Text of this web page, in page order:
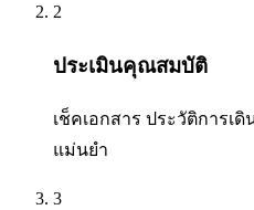
2
ประเมินคุณสมบัติ
เช็คเอกสาร ประวัติการเ
แม่นยำ
3